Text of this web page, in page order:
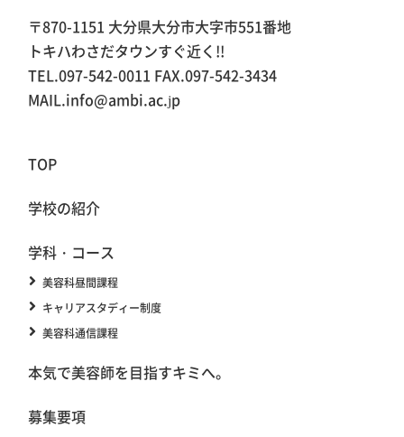
〒870-1151 大分県大分市大字市551番地
トキハわさだタウンすぐ近く!!
TEL.097-542-0011 FAX.097-542-3434
MAIL.info@ambi.ac.jp
TOP
学校の紹介
学科・コース
美容科昼間課程
キャリアスタディー制度
美容科通信課程
本気で美容師を目指すキミへ。
募集要項